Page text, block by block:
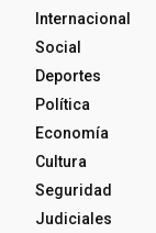
Internacional
Social
Deportes
Política
Economía
Cultura
Seguridad
Judiciales